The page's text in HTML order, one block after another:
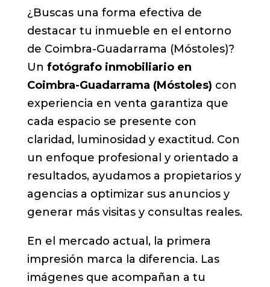
¿Buscas una forma efectiva de
destacar tu inmueble en el entorno
de Coimbra-Guadarrama (Móstoles)?
Un fotógrafo inmobiliario en
Coimbra-Guadarrama (Móstoles) con
experiencia en venta garantiza que
cada espacio se presente con
claridad, luminosidad y exactitud. Con
un enfoque profesional y orientado a
resultados, ayudamos a propietarios y
agencias a optimizar sus anuncios y
generar más visitas y consultas reales.
En el mercado actual, la primera
impresión marca la diferencia. Las
imágenes que acompañan a tu